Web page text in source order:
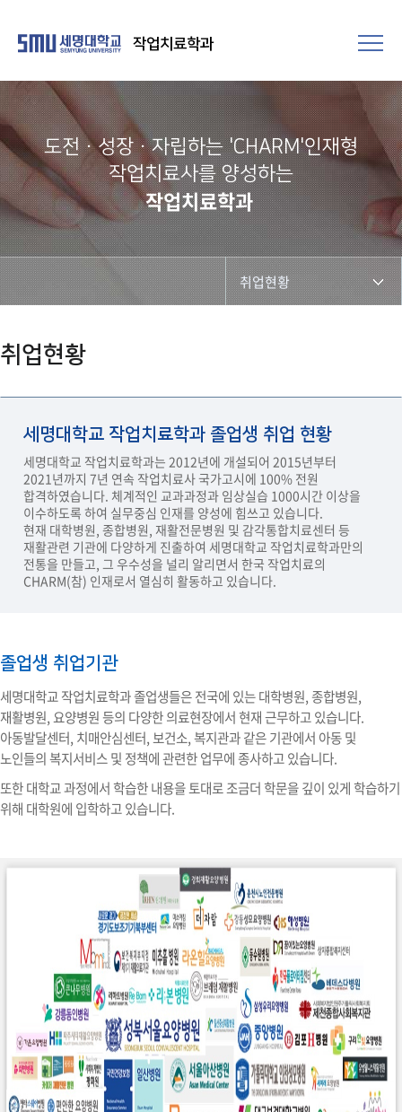
작업치료학과
도전·성장·자립하는 'CHARM'인재형
작업치료사를 양성하는
작업치료학과
취업현황
취업현황
취업현황
세명대학교 작업치료학과 졸업생 취업 현황
세명대학교 작업치료학과는 2012년에 개설되어 2015년부터
2021년까지 7년 연속 작업치료사 국가고시에 100% 전원
합격하였습니다. 체계적인 교과과정과 임상실습 1000시간 이상을
이수하도록 하여 실무중심 인재를 양성에 힘쓰고 있습니다.
현재 대학병원, 종합병원, 재활전문병원 및 감각통합치료센터 등
재활관련 기관에 다양하게 진출하여 세명대학교 작업치료학과만의
전통을 만들고, 그 우수성을 널리 알리면서 한국 작업치료의
CHARM(참) 인재로서 열심히 활동하고 있습니다.
졸업생 취업기관
세명대학교 작업치료학과 졸업생들은 전국에 있는 대학병원, 종합병원,
재활병원, 요양병원 등의 다양한 의료현장에서 현재 근무하고 있습니다.
아동발달센터, 치매안심센터, 보건소, 복지관과 같은 기관에서 아동 및
노인들의 복지서비스 및 정책에 관련한 업무에 종사하고 있습니다.
또한 대학교 과정에서 학습한 내용을 토대로 조금더 학문을 깊이 있게 학습하기
위해 대학원에 입학하고 있습니다.